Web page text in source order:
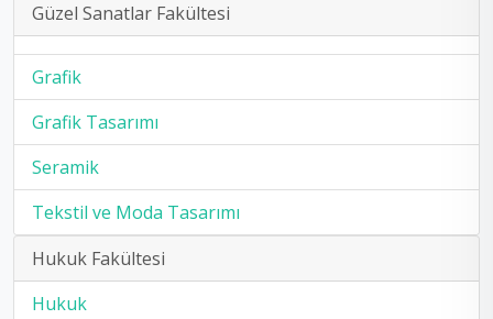
Güzel Sanatlar Fakültesi
Grafik
Grafik Tasarımı
Seramik
Tekstil ve Moda Tasarımı
Hukuk Fakültesi
Hukuk